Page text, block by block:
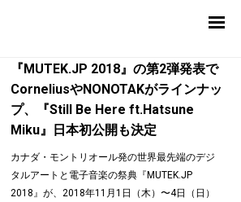
『MUTEK.JP 2018』の第2弾発表で
CorneliusやNONOTAKがラインナッ
プ、『Still Be Here ft.Hatsune
Miku』日本初公開も決定
カナダ・モントリオール発の世界最先端のデジ
タルアートと電子音楽の祭典『MUTEK.JP
2018』が、2018年11月1日（木）〜4日（日）
News
Interview
Highlight
Report